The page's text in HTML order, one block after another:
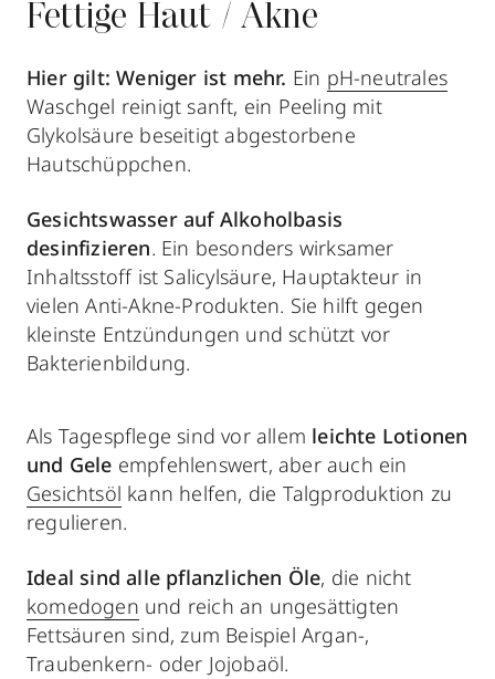
Fettige Haut / Akne
Hier gilt: Weniger ist mehr. Ein pH-neutrales
Waschgel reinigt sanft, ein Peeling mit
Glykolsäure beseitigt abgestorbene
Hautschüppchen.
Gesichtswasser auf Alkoholbasis
desinfizieren. Ein besonders wirksamer
Inhaltsstoff ist Salicylsäure, Hauptakteur in
vielen Anti-Akne-Produkten. Sie hilft gegen
kleinste Entzündungen und schützt vor
Bakterienbildung.
Als Tagespflege sind vor allem leichte Lotionen
und Gele empfehlenswert, aber auch ein
Gesichtsöl kann helfen, die Talgproduktion zu
regulieren.
Ideal sind alle pflanzlichen Öle, die nicht
komedogen und reich an ungesättigten
Fettsäuren sind, zum Beispiel Argan-,
Traubenkern- oder Jojobaöl.